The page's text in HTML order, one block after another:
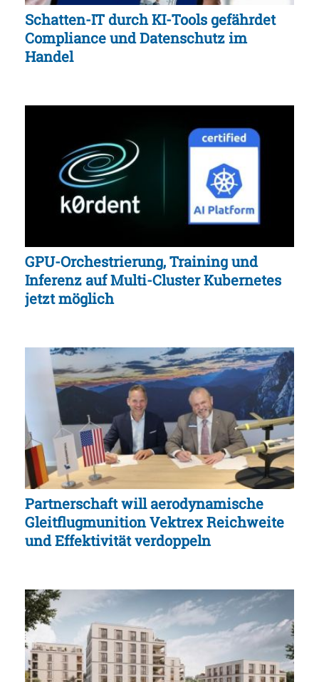
Schatten-IT durch KI-Tools gefährdet
Compliance und Datenschutz im
Handel
GPU-Orchestrierung, Training und
Inferenz auf Multi-Cluster Kubernetes
jetzt möglich
Partnerschaft will aerodynamische
Gleitflugmunition Vektrex Reichweite
und Effektivität verdoppeln